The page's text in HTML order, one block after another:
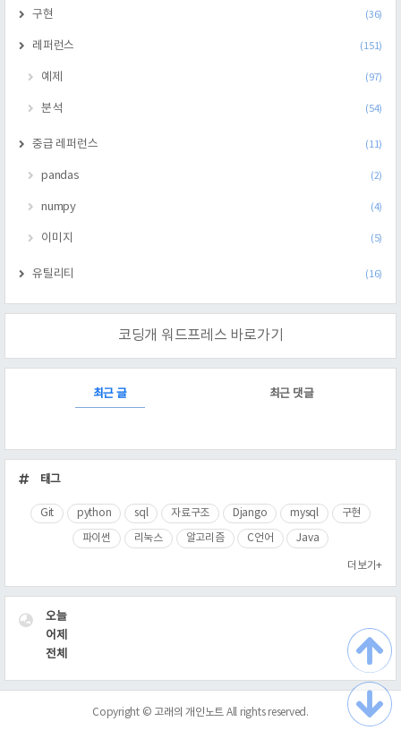
구현 (36)
레퍼런스 (151)
예제 (97)
분석 (54)
중급 레퍼런스 (11)
pandas (2)
numpy (4)
이미지 (5)
유틸리티 (16)
코딩개 워드프레스 바로가기
최근 글 최근 댓글
근
글
태그
Git python sql 자료구조 Django mysql 구현
파이썬 리눅스 알고리즘 C언어 Java
더보기+
VISITOR오늘
어제
전체
Copyright © 고래의 개인노트 All rights reserved.